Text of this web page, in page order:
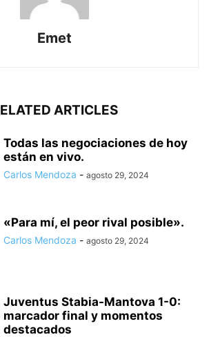
Emet
ARTICLES
Todas las negociaciones de hoy
están en vivo.
Carlos Mendoza - agosto 29, 2024
«Para mí, el peor rival posible».
Carlos Mendoza - agosto 29, 2024
Juventus Stabia-Mantova 1-0:
marcador final y momentos
destacados